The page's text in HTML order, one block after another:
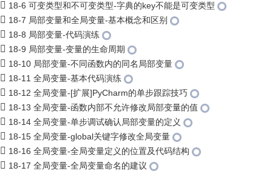
18-6 可变类型和不可变类型-字典的key不能是可变类型
18-7 局部变量和全局变量-基本概念和区别
18-8 局部变量-代码演练
18-9 局部变量-变量的生命周期
18-10 局部变量-不同函数内的同名局部变量
18-11 全局变量-基本代码演练
18-12 全局变量-[扩展]PyCharm的单步跟踪技巧
18-13 全局变量-函数内部不允许修改局部变量的值
18-14 全局变量-单步调试确认局部变量的定义
18-15 全局变量-global关键字修改全局变量
18-16 全局变量-全局变量定义的位置及代码结构
18-17 全局变量-全局变量命名的建议